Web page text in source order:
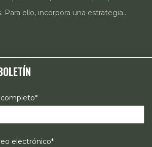
Para ello, incorpora una estrategia
la incidencia en legislación y
e investigación sobre el
reproductivos en México.
electrónico*